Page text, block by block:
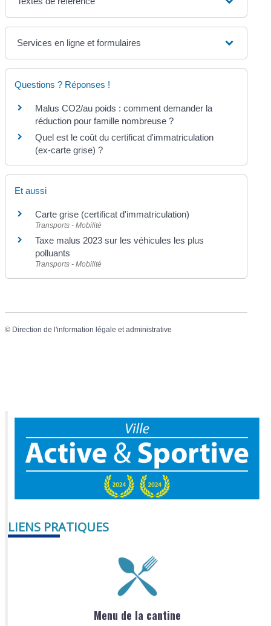
Services en ligne et formulaires
Questions ? Réponses !
Malus CO2/au poids : comment demander la
réduction pour famille nombreuse ?
Quel est le coût du certificat d'immatriculation
(ex-carte grise) ?
Et aussi
Carte grise (certificat d'immatriculation)
Transports - Mobilité
Taxe malus 2023 sur les véhicules les plus
polluants
Transports - Mobilité
© Direction de l'information légale et administrative
LIENS PRATIQUES
Menu de la cantine